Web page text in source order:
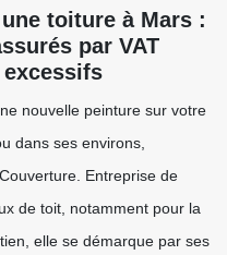
toiture à Mars :
par VAT
nouvelle peinture sur votre
dans ses environs,
Entreprise de
de toit, notamment pour la
elle se démarque par ses